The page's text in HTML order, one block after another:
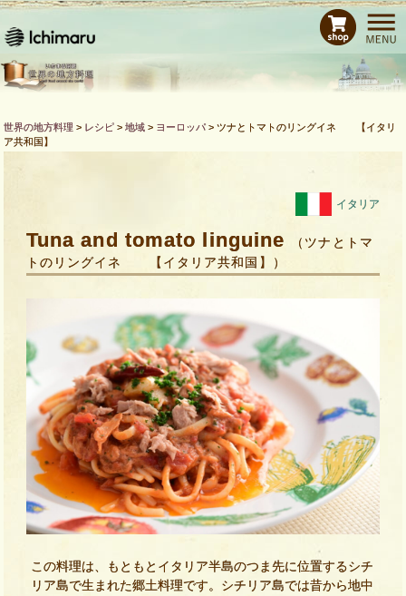
ホーム レシピ
商品紹介 Bras de CHEFとは
世界の地方料理 > レシピ >地域 > ヨーロッパ >ツナとトマトのリングイネ 【イタリ
ア共和国】
イタリア
Tuna and tomato linguine
（ツナとトマ
トのリングイネ 【イタリア共和国】）
この料理は、もともとイタリア半島のつま先に位置するシチ
リア島で生まれた郷土料理です。シチリア島では昔から地中